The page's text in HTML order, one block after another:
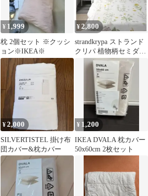
¥ 1,999
枕 2個セット ※クッシ
ョン※IKEA※
¥2,800
strandkrypa ストランド
クリパ 植物柄セミダブ
ルサイズ掛け布団カバ
¥2,000
SILVERTISTEL 掛け布
団カバー&枕カバー
¥ 1,200
IKEA DVALA 枕カバー
50x60cm 2枚セット